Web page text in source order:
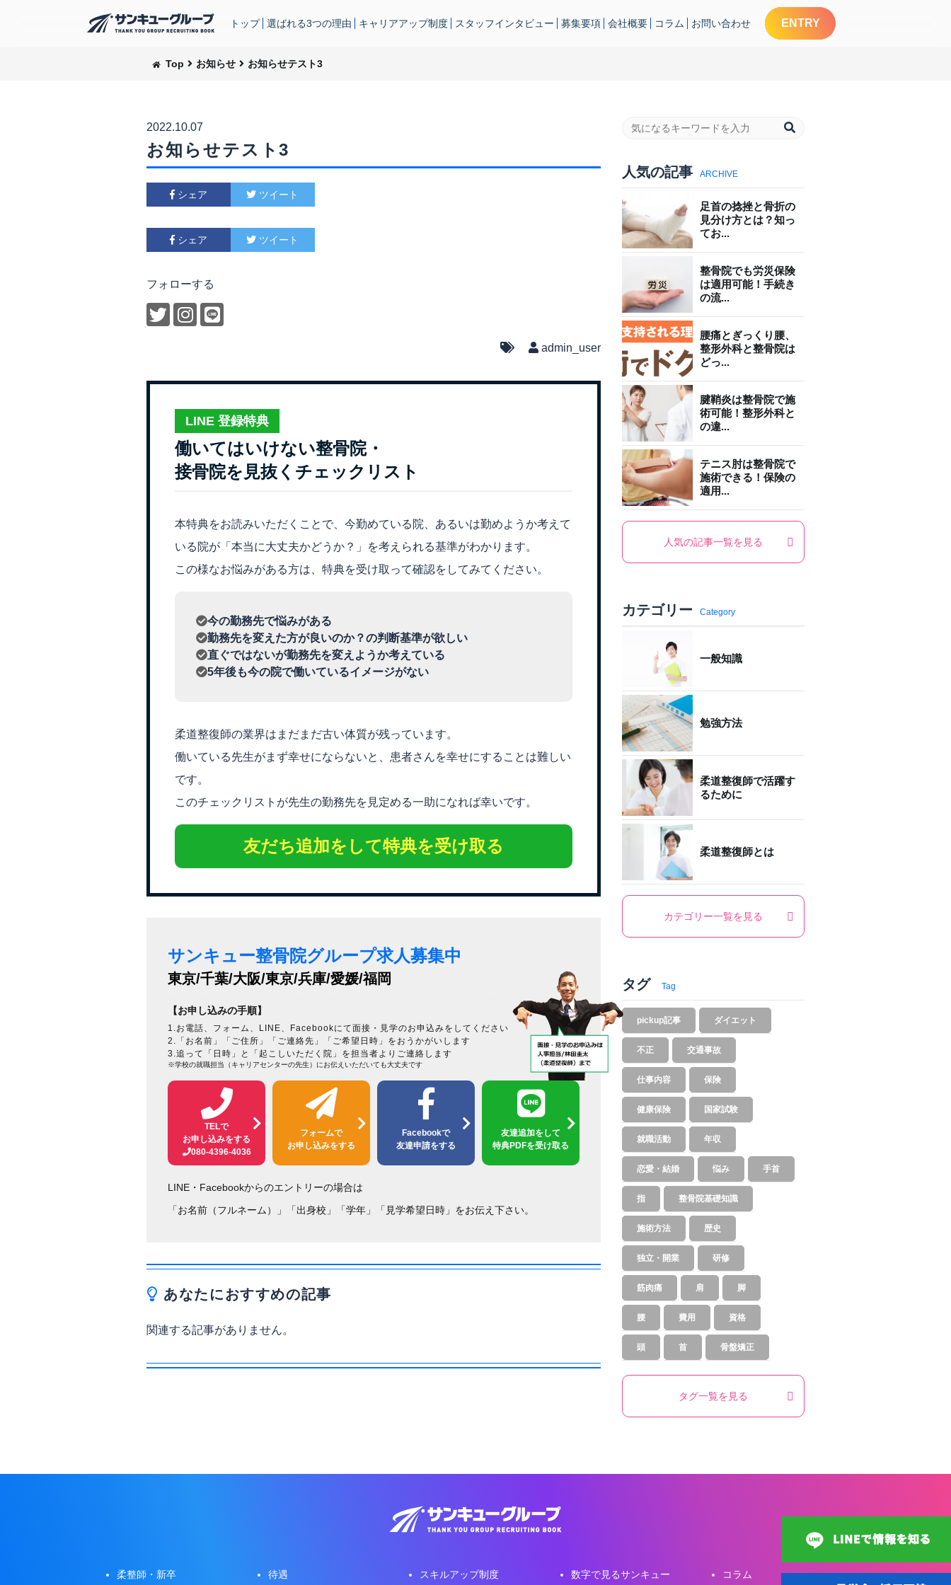
トップ 選ばれる3つの理由 キャリアアップ制度 スタッフインタビュー 募集要項 会社概要 コラム お問い合わせ ENTRY
Top お知らせ お知らせテスト3
2022.10.07
お知らせテスト3
シェア ツイート
シェア ツイート
フォローする
admin_user
LINE 登録特典
働いてはいけない整骨院・
接骨院を見抜くチェックリスト
本特典をお読みいただくことで、今勤めている院、あるいは勤めようか考えて
いる院が「本当に大丈夫かどうか？」を考えられる基準がわかります。
この様なお悩みがある方は、特典を受け取って確認をしてみてください。
今の勤務先で悩みがある
勤務先を変えた方が良いのか？の判断基準が欲しい
直ぐではないが勤務先を変えようか考えている
5年後も今の院で働いているイメージがない
柔道整復師の業界はまだまだ古い体質が残っています。
働いている先生がまず幸せにならないと、患者さんを幸せにすることは難しい
です。
このチェックリストが先生の勤務先を見定める一助になれば幸いです。
友だち追加をして特典を受け取る
サンキュー整骨院グループ求人募集中
東京/千葉/大阪/東京/兵庫/愛媛/福岡
【お申し込みの手順】
1.お電話、フォーム、LINE、Facebookにて面接・見学のお申込みをしてください
2.「お名前」「ご住所」「ご連絡先」「ご希望日時」をおうかがいします
3.追って「日時」と「起こしいただく院」を担当者よりご連絡します
※学校の就職担当（キャリアセンターの先生）にお伝えいただいても大丈夫です
TELで
お申し込みをする
080-4396-4036
フォームで
お申し込みをする
Facebookで
友達申請をする
友達追加をして
特典PDFを受け取る
LINE・Facebookからのエントリーの場合は
「お名前（フルネーム）」「出身校」「学年」「見学希望日時」をお伝え下さい。
あなたにおすすめの記事
関連する記事がありません。
人気の記事 ARCHIVE
足首の捻挫と骨折の
見分け方とは？知っ
てお...
整骨院でも労災保険
は適用可能！手続き
の流...
腰痛とぎっくり腰、
整形外科と整骨院は
どっ...
腱鞘炎は整骨院で施
術可能！整形外科と
の違...
テニス肘は整骨院で
施術できる！保険の
適用...
人気の記事一覧を見る
カテゴリー Category
一般知識
勉強方法
柔道整復師で活躍す
るために
柔道整復師とは
カテゴリー一覧を見る
タグ Tag
pickup記事 ダイエット
不正 交通事故
仕事内容 保険
健康保険 国家試験
就職活動 年収
恋愛・結婚 悩み 手首
指 整骨院基礎知識
施術方法 歴史
独立・開業 研修
筋肉痛 肩 脚
腰 費用 資格
頭 首 骨盤矯正
タグ一覧を見る
柔整師・新卒 待遇 スキルアップ制度 数字で見るサンキュー コラム